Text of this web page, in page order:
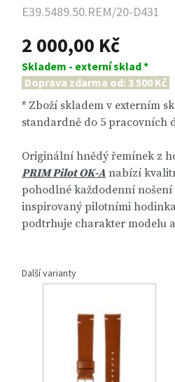
E39.5489.50.REM/20-D431
2 000,00 Kč
Skladem - externí sklad *
Doprava zdarma od: 3 500 Kč
* Zboží skladem v externím
standardně do 5 pracovních
Originální hnědý řemínek z
PRIM Pilot OK-A nabízí
pohodlné každodenní
inspirovaný pilotními
podtrhuje charakter modelu
Další varianty